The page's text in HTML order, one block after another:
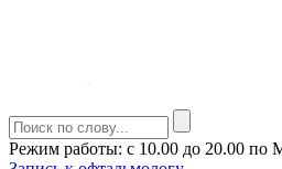
Режим работы: с 10.00 до 20.00